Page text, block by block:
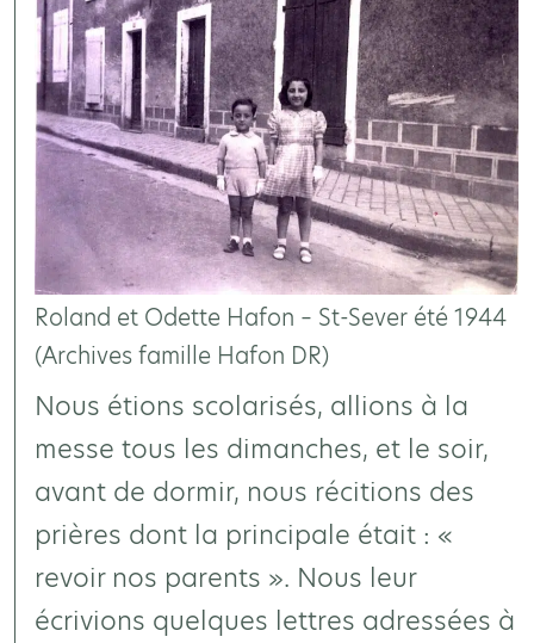
Roland et Odette Hafon – St-Sever été 1944
(Archives famille Hafon DR)
Nous étions scolarisés, allions à la
messe tous les dimanches, et le soir,
avant de dormir, nous récitions des
prières dont la principale était : «
revoir nos parents ». Nous leur
écrivions quelques lettres adressées à